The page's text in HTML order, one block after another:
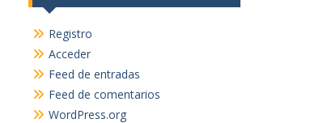
Registro
Acceder
Feed de entradas
Feed de comentarios
WordPress.org